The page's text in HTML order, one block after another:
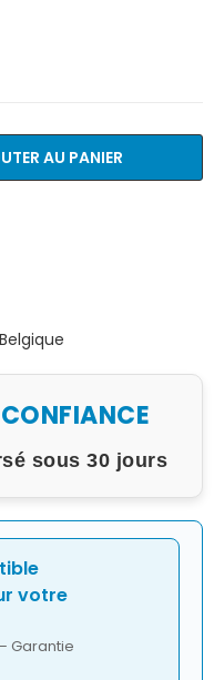
AU PANIER
sous 30 jours
votre
Garantie